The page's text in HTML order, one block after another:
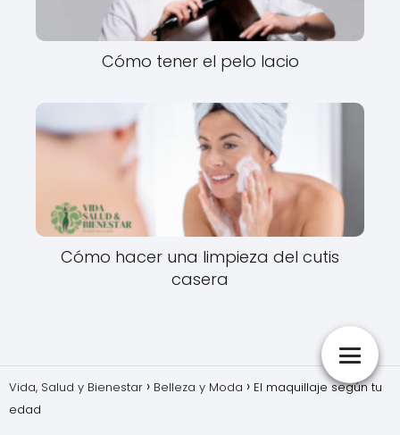
Cómo tener el pelo lacio
Cómo hacer una limpieza del cutis
casera
Vida, Salud y Bienestar Belleza y Moda
El maquillaje según tu
edad